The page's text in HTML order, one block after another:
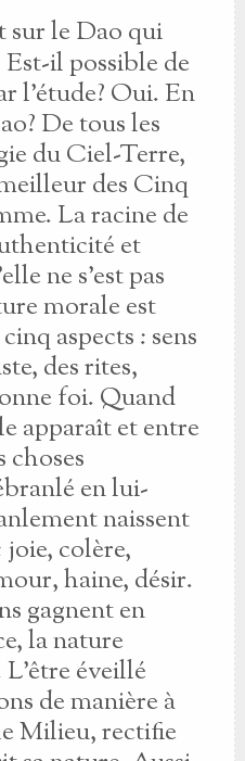
sur le Dao qui
il possible de
l'étude? Oui. En
De tous les
du Ciel-Terre,
des Cinq
La racine de
et
ne s'est pas
morale est
aspects : sens
des rites,
foi. Quand
apparaît et entre
choses
en lui-
naissent
colère,
haine, désir.
gagnent en
la nature
L'être éveillé
de manière à
Milieu, rectifie